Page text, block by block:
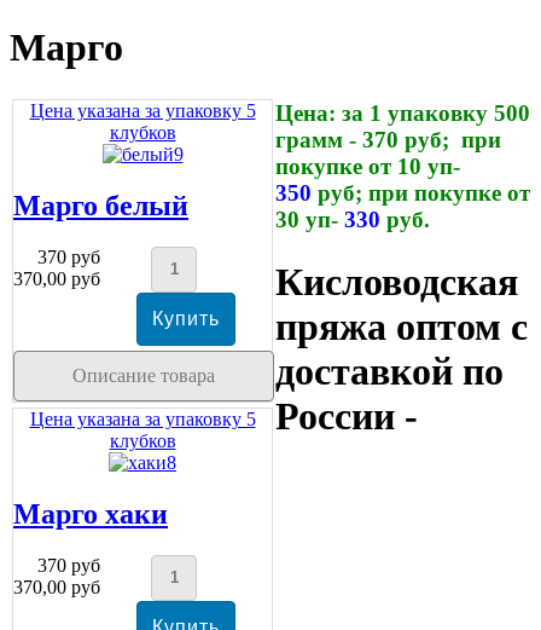
Марго
Цена указана за упаковку 5
клубков
Марго белый
370 руб
370,00 руб
Описание товара
Цена указана за упаковку 5
клубков
Марго хаки
370 руб
370,00 руб
Цена: за 1 упаковку 500
грамм - 370 руб; при
покупке от 10 уп-
350 руб; при покупке от
30 уп- 330 руб.
Кисловодская
пряжа оптом с
доставкой по
России -